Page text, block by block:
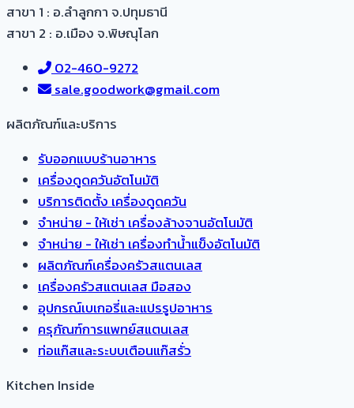
สาขา 1 : อ.ลำลูกกา จ.ปทุมธานี
สาขา 2 : อ.เมือง จ.พิษณุโลก
02-460-9272
sale.goodwork@gmail.com
ผลิตภัณฑ์และบริการ​
รับออกแบบร้านอาหาร
เครื่องดูดควันอัตโนมัติ
บริการติดตั้ง เครื่องดูดควัน
จำหน่าย - ให้เช่า เครื่องล้างจานอัตโนมัติ
จำหน่าย - ให้เช่า เครื่องทำน้ำแข็งอัตโนมัติ
ผลิตภัณฑ์เครื่องครัวสแตนเลส
เครื่องครัวสแตนเลส มือสอง
อุปกรณ์เบเกอรี่และแปรรูปอาหาร
ครุภัณฑ์การแพทย์สแตนเลส
ท่อแก๊สและระบบเตือนแก๊สรั่ว
Kitchen Inside